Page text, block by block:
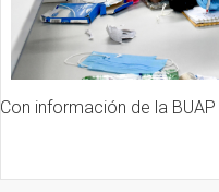
Con información de la BUAP